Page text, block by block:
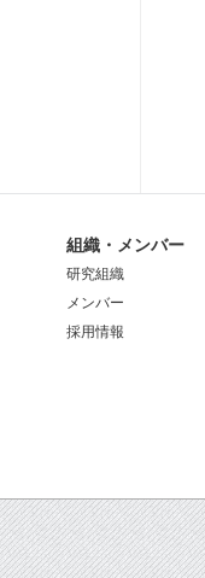
組織・メンバー
研究組織
メンバー
採用情報